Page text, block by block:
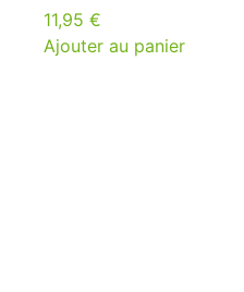
11,95 €
Ajouter au panier